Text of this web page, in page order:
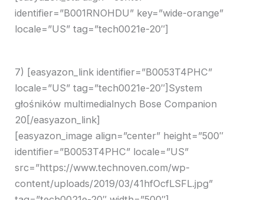
identifier=”B001RNOHDU” key=”wide-orange”
locale=”US” tag=”tech0021e-20″]
7) [easyazon_link identifier=”B0053T4PHC”
locale=”US” tag=”tech0021e-20″]System
głośników multimedialnych Bose Companion
20[/easyazon_link]
[easyazon_image align=”center” height=”500″
identifier=”B0053T4PHC” locale=”US”
src=”https://www.technoven.com/wp-
content/uploads/2019/03/41hfOcfLSFL.jpg”